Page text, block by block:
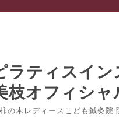
の木レディースこども鍼灸院